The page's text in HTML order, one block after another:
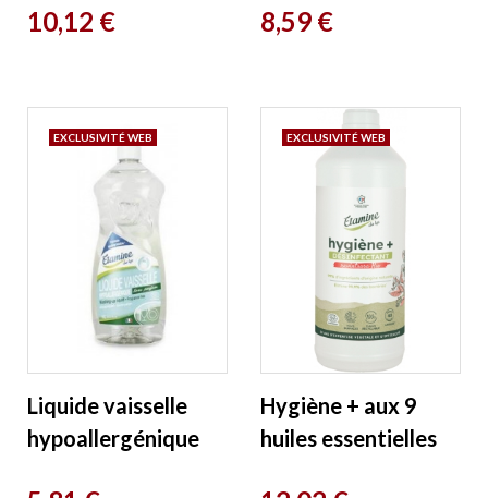
125ml Etamine du
Prix
10,12 € Prix
8,59 €
Liquide vaisselle
hypoallergénique
EXCLUSIVITÉ WEB
Hygiène + aux 9
huiles essentielles
EXCLUSIVITÉ WEB